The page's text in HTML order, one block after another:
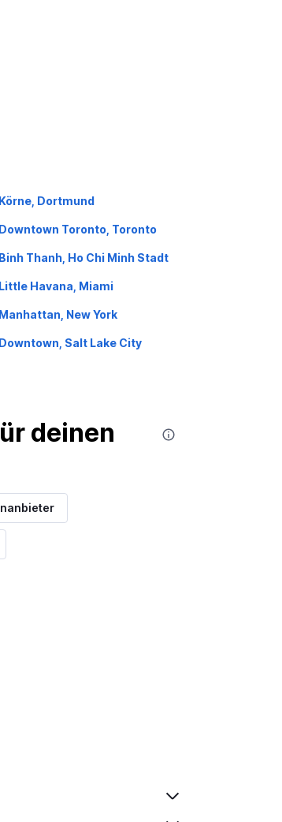
Dortmund
Toronto, Toronto
Thanh, Ho Chi Minh Stadt
Havana, Miami
New York
Salt Lake City
deinen